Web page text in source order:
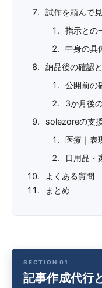
試作を頼んで
指示との
中身の具
納品後の確認
公開前の
3か月後
solezoreの支
医療｜表
日用品・
よくある質問
まとめ
記事作成代行